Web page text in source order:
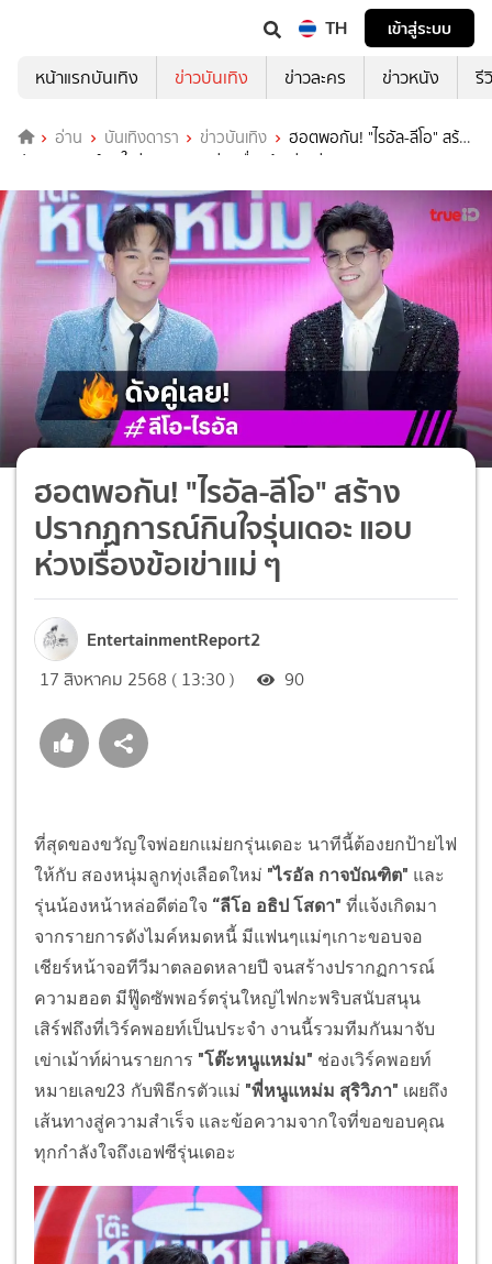
TH
เข้าสู่ระบบ
หน้าแรกบันเทิง
ข่าวบันเทิง ข่าวละคร ข่าวหนัง รี
อ่าน บันเทิงดารา ข่าวบันเทิง
ฮอตพอกัน! "ไรอัล-ลีโอ" สร้าง
ปรากฏการณ์กินใจรุ่นเดอะ แอบห่วงเรื่องข้อเข่าแม่ ๆ
ฮอตพอกัน! "ไรอัล-ลีโอ" สร้าง
ปรากฏการณ์กินใจรุ่นเดอะ แอบ
ห่วงเรื่องข้อเข่าแม่ ๆ
EntertainmentReport2
17 สิงหาคม 2568 ( 13:30 ) 90
ที่สุดของขวัญใจพ่อยกแม่ยกรุ่นเดอะ นาทีนี้ต้องยกป้ายไฟ
ให้กับ สองหนุ่มลูกทุ่งเลือดใหม่ "ไรอัล กาจบัณฑิต" และ
รุ่นน้องหน้าหล่อดีต่อใจ “ลีโอ อธิป โสดา" ที่แจ้งเกิดมา
จากรายการดังไมค์หมดหนี้ มีแฟนๆแม่ๆเกาะขอบจอ
เชียร์หน้าจอทีวีมาตลอดหลายปี จนสร้างปรากฏการณ์
ความฮอต มีฟู๊ดซัพพอร์ตรุ่นใหญ่ไฟกะพริบสนับสนุน
เสิร์ฟถึงที่เวิร์คพอยท์เป็นประจำ งานนี้รวมทีมกันมาจับ
เข่าเม้าท์ผ่านรายการ "โต๊ะหนูแหม่ม" ช่องเวิร์คพอยท์
หมายเลข23 กับพิธีกรตัวแม่ "พี่หนูแหม่ม สุริวิภา" เผยถึง
เส้นทางสู่ความสำเร็จ และข้อความจากใจที่ขอขอบคุณ
ทุกกำลังใจถึงเอฟซีรุ่นเดอะ